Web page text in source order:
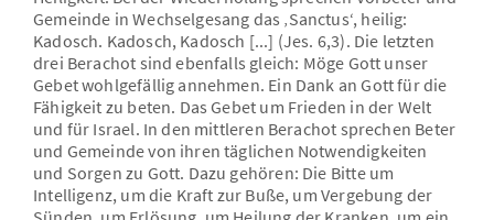
Gemeinde in Wechselgesang das ‚Sanctus‘, heilig:
Kadosch. Kadosch, Kadosch [...] (Jes. 6,3). Die letzten
drei Berachot sind ebenfalls gleich: Möge Gott unser
Gebet wohlgefällig annehmen. Ein Dank an Gott für die
Fähigkeit zu beten. Das Gebet um Frieden in der Welt
und für Israel. In den mittleren Berachot sprechen Beter
und Gemeinde von ihren täglichen Notwendigkeiten
und Sorgen zu Gott. Dazu gehören: Die Bitte um
Intelligenz, um die Kraft zur Buße, um Vergebung der